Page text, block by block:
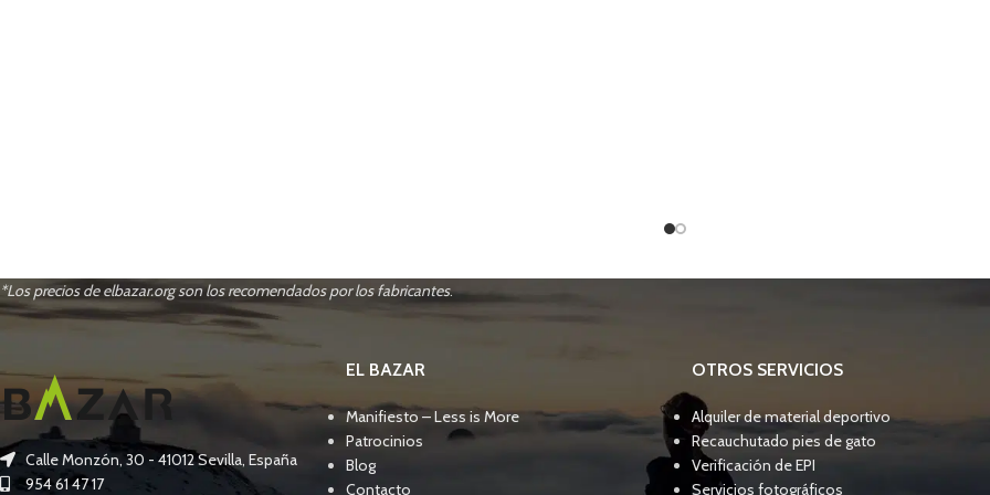
*Los precios de elbazar.org son los recomendados por los fabricantes.
Calle Monzón, 30 - 41012 Sevilla, España
954 61 47 17
EL BAZAR
Manifiesto – Less is More
Patrocinios
Blog
Contacto
OTROS SERVICIOS
Alquiler de material deportivo
Recauchutado pies de gato
Verificación de EPI
Servicios fotográficos